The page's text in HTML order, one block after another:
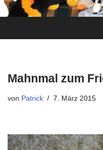
Mahnmal zum
von Patrick 7. März 2015